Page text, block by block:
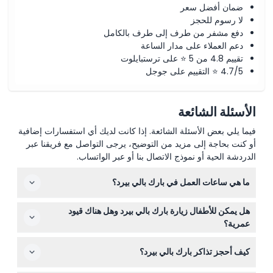
ضمان أفضل سعر
لا رسوم للحجز
دفع مشفر من طرف إلى طرف بالكامل
دعم العملاء على مدار الساعة
تقييم 4.8 من 5 ⭐ على ترستبايلوت
4.7/5 ⭐ التقييم على جوجل
الأسئلة الشائعة
فيما يلي بعض الأسئلة الشائعة. إذا كانت لديك أي استفسارات إضافية
أو كنت بحاجة إلى مزيد من التوضيح، يرجى التواصل مع فريقنا عبر
الدردشة الحية أو نموذج الاتصال بنا أو عبر الواتساب.
ما هي ساعات العمل في بارك بالي بيرد؟
تختلف الساعات — يرجى التأكد عند الحجز).
هل يمكن للأطفال زيارة بارك بالي بيرد وهل هناك قيود
عمرية؟
من جميع الأعمار، مما يجعله نشاطًا عائليًا رائعًا.
كيف أحجز تذاكر بارك بالي بيرد؟